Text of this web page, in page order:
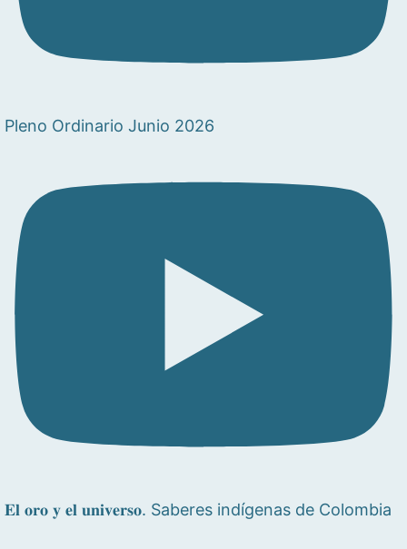
Pleno Ordinario Junio 2026
𝐄𝐥 𝐨𝐫𝐨 𝐲 𝐞𝐥 𝐮𝐧𝐢𝐯𝐞𝐫𝐬𝐨. Saberes indígenas de Colombia